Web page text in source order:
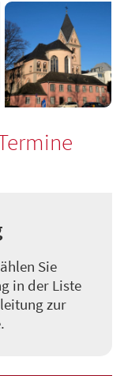
Sie
in der Liste
zur